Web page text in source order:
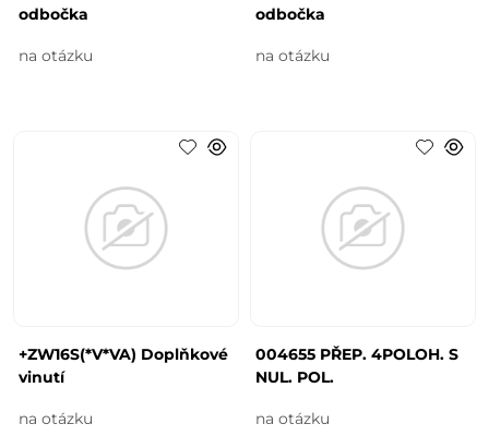
odbočka
na otázku
odbočka
na otázku
+ZW16S(*V*VA) Doplňkové
vinutí
na otázku
004655 PŘEP. 4POLOH. S
NUL. POL.
na otázku